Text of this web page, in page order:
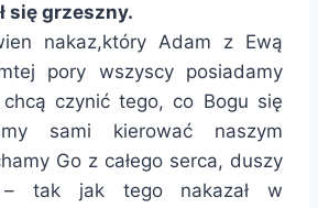
się grzeszny.
nakaz,który Adam z Ewą
pory wszyscy posiadamy
czynić tego, co Bogu się
sami kierować naszym
Go z całego serca, duszy
tak jak tego nakazał w